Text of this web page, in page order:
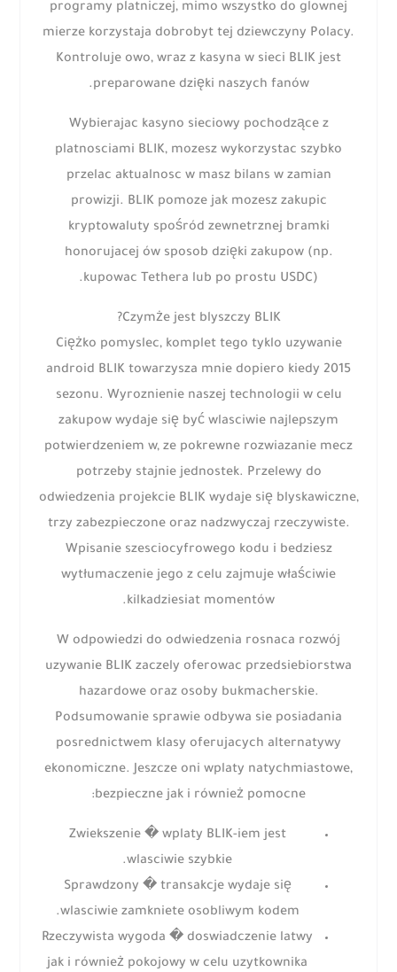
programy platniczej, mimo wszystko do glownej
mierze korzystaja dobrobyt tej dziewczyny Polacy.
Kontroluje owo, wraz z kasyna w sieci BLIK jest
preparowane dzięki naszych fanów.
Wybierajac kasyno sieciowy pochodzące z
platnosciami BLIK, mozesz wykorzystac szybko
przelac aktualnosc w masz bilans w zamian
prowizji. BLIK pomoze jak mozesz zakupic
kryptowaluty spośród zewnetrznej bramki
honorujacej ów sposob dzięki zakupow (np.
kupowac Tethera lub po prostu USDC).
Czymże jest blyszczy BLIK?
Ciężko pomyslec, komplet tego tyklo uzywanie
android BLIK towarzysza mnie dopiero kiedy 2015
sezonu. Wyroznienie naszej technologii w celu
zakupow wydaje się być wlasciwie najlepszym
potwierdzeniem w, ze pokrewne rozwiazanie mecz
potrzeby stajnie jednostek. Przelewy do
odwiedzenia projekcie BLIK wydaje się blyskawiczne,
trzy zabezpieczone oraz nadzwyczaj rzeczywiste.
Wpisanie szesciocyfrowego kodu i bedziesz
wytłumaczenie jego z celu zajmuje właściwie
kilkadziesiat momentów.
W odpowiedzi do odwiedzenia rosnaca rozwój
uzywanie BLIK zaczely oferowac przedsiebiorstwa
hazardowe oraz osoby bukmacherskie.
Podsumowanie sprawie odbywa sie posiadania
posrednictwem klasy oferujacych alternatywy
ekonomiczne. Jeszcze oni wplaty natychmiastowe,
bezpieczne jak i również pomocne:
Zwiekszenie � wplaty BLIK-iem jest
wlasciwie szybkie.
Sprawdzony � transakcje wydaje się
wlasciwie zamkniete osobliwym kodem.
Rzeczywista wygoda � doswiadczenie latwy
jak i również pokojowy w celu uzytkownika